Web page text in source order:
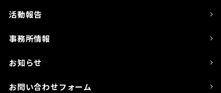
活動報告
事務所情報
お知らせ
お問い合わせフォーム